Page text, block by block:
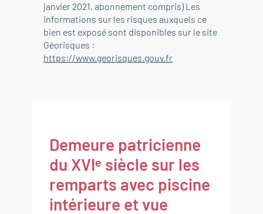
janvier 2021, abonnement compris) Les
informations sur les risques auxquels ce
bien est exposé sont disponibles sur le site
Géorisques :
https://www.georisques.gouv.fr
Demeure patricienne
du XVIᵉ siècle sur les
remparts avec piscine
intérieure et vue